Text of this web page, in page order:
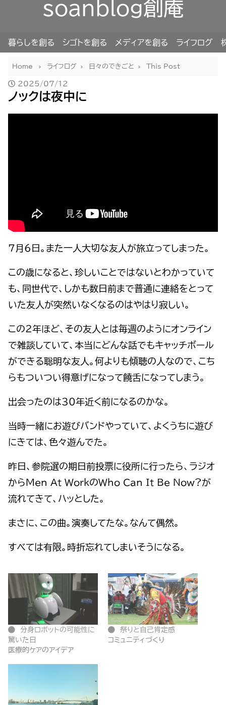
soanblog創庵
暮らしを創る シゴトを創る メディアを創る ライフログ
Home ライフログ 日々のできごと This Post
2025/07/12
ノックは夜中に
7月6日。また一人大切な友人が旅立ってしまった。
この歳になると、珍しいことではないとわかっていて
も、同世代で、しかも数日前まで普通に連絡をとって
いた友人が突然いなくなるのはやはり寂しい。
この２年ほど、その友人とは毎週のようにオンライン
で雑談していて、本当にどんな話でもキャッチボール
ができる聡明な友人。何よりも傾聴の人なので、こち
らもついつい得意げになって饒舌になってしまう。
出会ったのは３０年近く前になるのかな。
当時一緒にお遊びバンドやっていて、よくうちに遊び
にきては、色々遊んでた。
昨日、参院選の期日前投票に役所に行ったら、ラジオ
からMen At WorkのWho Can It Be Now?が
流れてきて、ハッとした。
まさに、この曲。演奏してたな。なんて偶然。
すべては有限。時折忘れてしまいそうになる。
分身ロボットの可能性に
驚いた日
医療的ケアのアイデア
祭りと自己肯定感
コミュニティづくり